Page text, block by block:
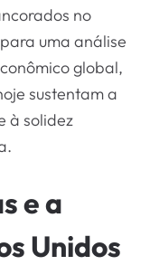
no
uma análise
global,
sustentam a
à solidez
e a
Unidos